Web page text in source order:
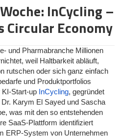
In dieser Zeit haben beide
Das war sehr fordernd, da
stand und sehr komplexe
Situation, die mich sehr
unhöflich sein möchte,
gleichzeitig ausführlich
nur um die Idee und die
um die Bilanz – von Ebit 2015 bis
2018. Einige Zahlen wurden
erfragt, sodass
wären. Beispielsweise
InCycling –
Circular Economy
und Pharmabranche Millionen
weil Haltbarkeit abläuft,
rutschen oder sich ganz einfach
und Produktportfolios
KI-Start-up InCycling, gegründet
Karym El Sayed und Sascha
was mit den so entstehenden
SaaS-Plattform identifiziert
ERP-System von Unternehmen